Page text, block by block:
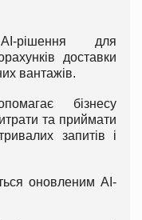
рішення для
доставки
вантажів.
бізнесу
та приймати
запитів і
оновленим AI-